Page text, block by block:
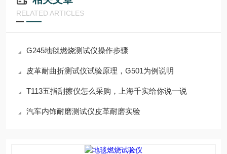
RELATED ARTICLES
G245地毯燃烧测试仪操作步骤
皮革耐曲折测试仪试验原理，G501为例说明
T113五指刮擦仪怎么采购，上海千实给你说一说
汽车内饰耐磨测试仪皮革耐磨实验